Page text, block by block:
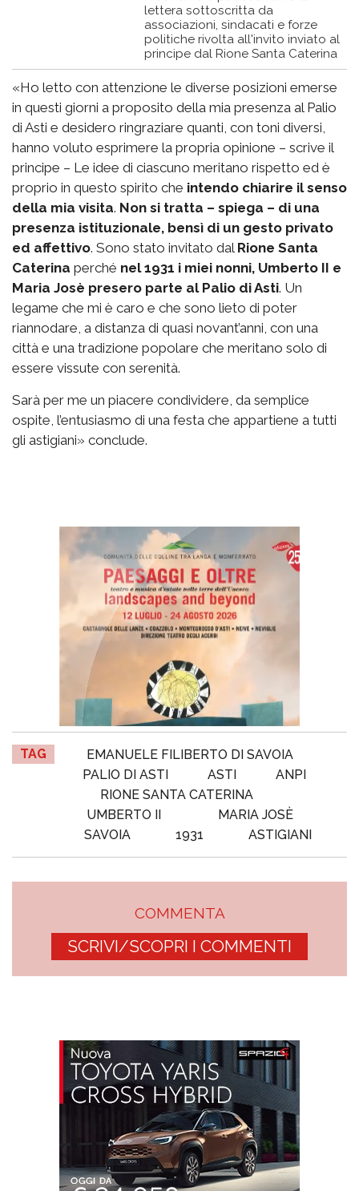
lettera sottoscritta da
associazioni, sindacati e forze
politiche rivolta all'invito inviato al
principe dal Rione Santa Caterina
«Ho letto con attenzione le diverse posizioni emerse
in questi giorni a proposito della mia presenza al Palio
di Asti e desidero ringraziare quanti, con toni diversi,
hanno voluto esprimere la propria opinione – scrive il
principe – Le idee di ciascuno meritano rispetto ed è
proprio in questo spirito che intendo chiarire il senso
della mia visita. Non si tratta – spiega – di una
presenza istituzionale, bensì di un gesto privato
ed affettivo. Sono stato invitato dal Rione Santa
Caterina perché nel 1931 i miei nonni, Umberto II e
Maria Josè presero parte al Palio di Asti. Un
legame che mi è caro e che sono lieto di poter
riannodare, a distanza di quasi novant’anni, con una
città e una tradizione popolare che meritano solo di
essere vissute con serenità.
Sarà per me un piacere condividere, da semplice
ospite, l’entusiasmo di una festa che appartiene a tutti
gli astigiani» conclude.
TAG
EMANUELE FILIBERTO DI SAVOIA
PALIO DI ASTI
ASTI
ANPI
RIONE SANTA CATERINA
UMBERTO II
MARIA JOSÈ
SAVOIA
1931 ASTIGIANI
COMMENTA
SCRIVI/SCOPRI I COMMENTI